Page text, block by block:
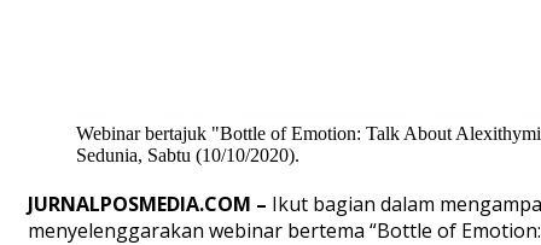
Webinar bertajuk "Bottle of Emotion: Talk About
Sedunia, Sabtu (10/10/2020).
JURNALPOSMEDIA.COM – Ikut bagian dalam
menyelenggarakan webinar bertema “Bottle of